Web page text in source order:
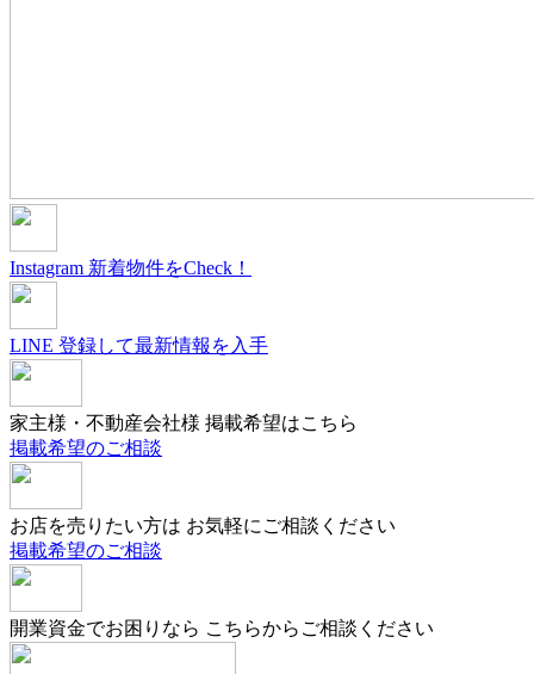
Instagram 新着物件をCheck！
LINE 登録して最新情報を入手
家主様・不動産会社様 掲載希望はこちら
掲載希望のご相談
お店を売りたい方は お気軽にご相談ください
掲載希望のご相談
開業資金でお困りなら こちらからご相談ください